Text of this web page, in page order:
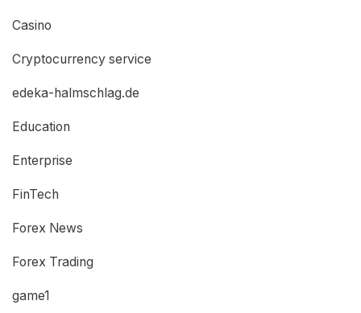
Casino
Cryptocurrency service
edeka-halmschlag.de
Education
Enterprise
FinTech
Forex News
Forex Trading
game1